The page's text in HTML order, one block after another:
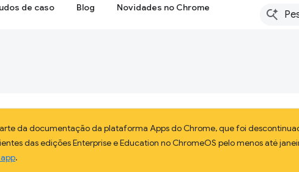
de caso Blog Novidades no Chrome
da documentação da plataforma Apps do Chrome, que foi
das edições Enterprise e Education no ChromeOS pelo menos até
.